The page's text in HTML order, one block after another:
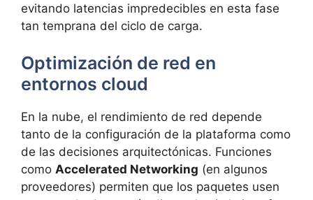
evitando latencias impredecibles en esta fase
tan temprana del ciclo de carga.
Optimización de red en
entornos cloud
En la nube, el rendimiento de red depende
tanto de la configuración de la plataforma como
de las decisiones arquitectónicas. Funciones
como Accelerated Networking (en algunos
proveedores) permiten que los paquetes usen